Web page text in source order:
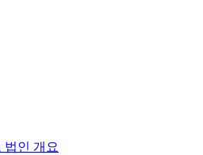
법인 개요